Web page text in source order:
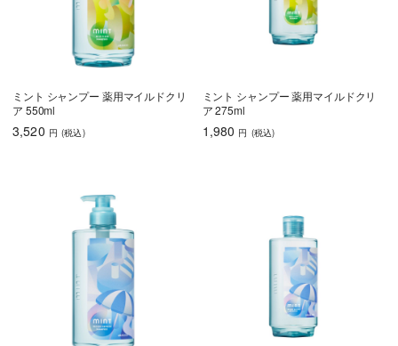
ミント シャンプー 薬用マイルドクリ
ア 550ml
3,520 円 (税込)
ミント シャンプー 薬用マイルドクリ
ア 275ml
1,980 円 (税込)